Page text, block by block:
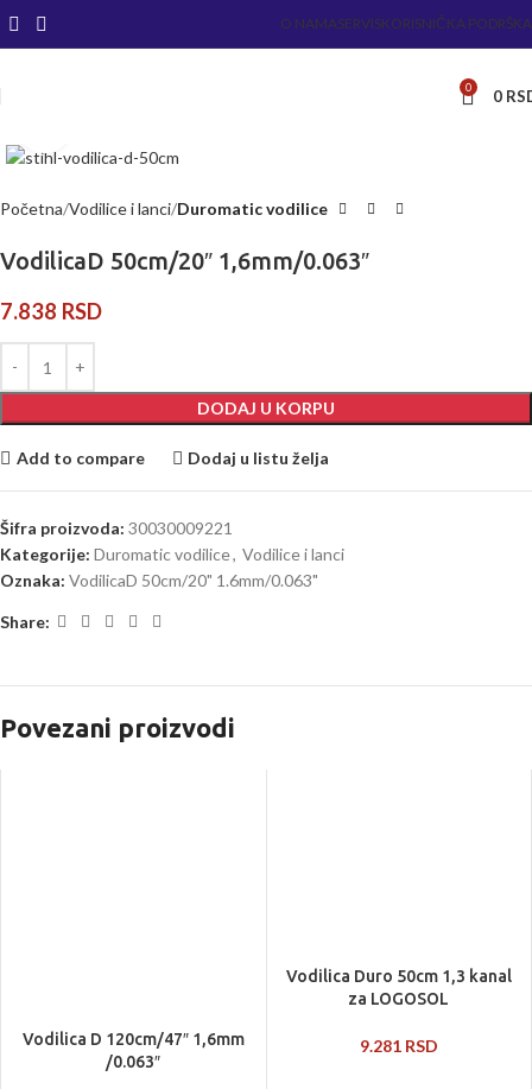
O NAMASERVISKORISNIČKA PODRŠKA
0 0
Početna Vodilice i lanci Duromatic vodilice
VodilicaD 50cm/20″ 1,6mm/0.063″
7.838 RSD
DODAJ U KORPU
Add to compare Dodaj u listu želja
Šifra proizvoda: 30030009221
Kategorije: Duromatic vodilice, Vodilice i lanci
Oznaka: VodilicaD 50cm/20" 1.6mm/0.063"
Share:
Povezani proizvodi
Vodilica D 120cm/47″ 1,6mm
/0.063″
Vodilica Duro 50cm 1,3 kanal
za LOGOSOL
9.281 RSD